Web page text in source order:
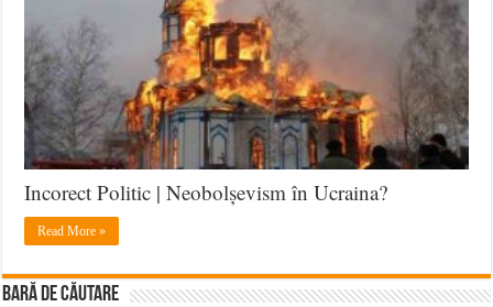
Incorect Politic | Neobolșevism în Ucraina?
Read More »
BARĂ DE CĂUTARE